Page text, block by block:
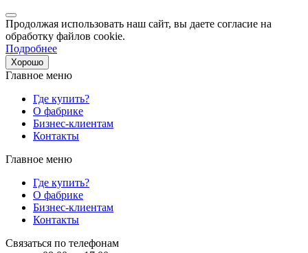
Продолжая использовать наш сайт, вы даете согласие на
обработку файлов cookie.
Подробнее
Хорошо
Главное меню
Где купить?
О фабрике
Бизнес-клиентам
Контакты
Главное меню
Где купить?
О фабрике
Бизнес-клиентам
Контакты
Связаться по телефонам